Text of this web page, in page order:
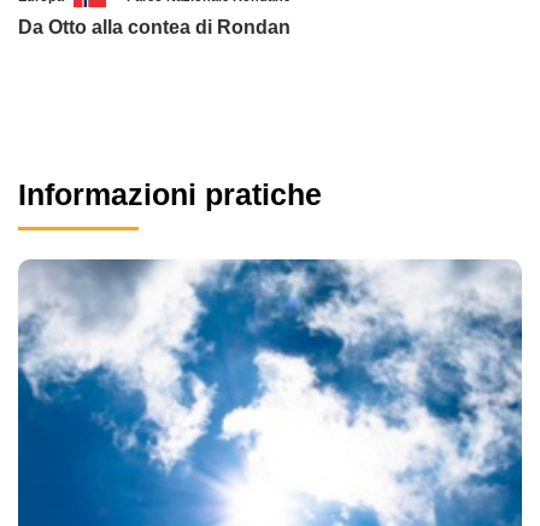
Da Otto alla contea di Rondan
Informazioni pratiche